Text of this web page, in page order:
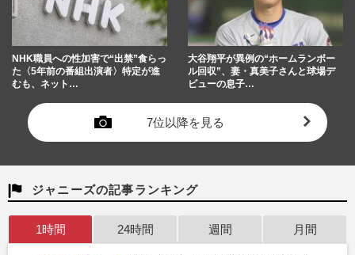
NHK職員への性加害で“出禁”食らっ
た〈5年前の番組出演者〉特定が進
むも、ネット…
大谷翔平が異例の“ホームランボー
ル回収”、妻・真美子さんと球場デ
ビューの息子…
7位以降を見る
ジャニーズの記事ランキング
1時間 24時間 週間 月間